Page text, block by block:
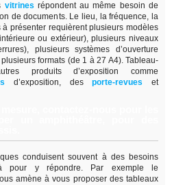
vitrines répondent au même besoin de
de documents. Le lieu, la fréquence, la
à présenter requièrent plusieurs modèles
ou extérieur), plusieurs niveaux
plusieurs systèmes d’ouverture
formats (de 1 à 27 A4). Tableau-
produits d’exposition comme
d’exposition, des porte-revues
et
conduisent souvent à des besoins
pour y répondre. Par exemple le
amène à vous proposer des tableaux